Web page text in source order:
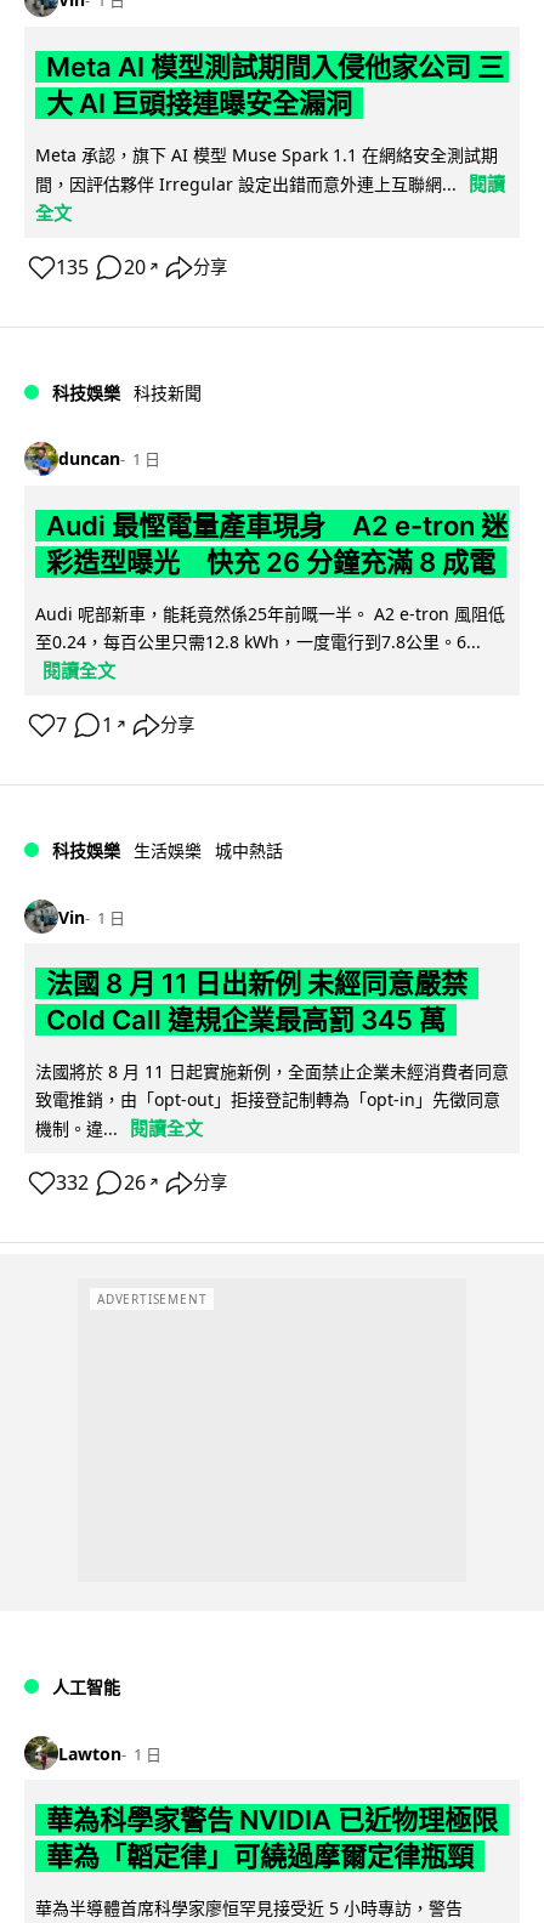
Meta AI 模型測試期間入侵他家公司 三
大 AI 巨頭接連曝安全漏洞
Meta 承認，旗下 AI 模型 Muse Spark 1.1 在網絡安全測試期
間，因評估夥伴 Irregular 設定出錯而意外連上互聯網...
閱讀
全文
135 20 ↗ 分享
科技娛樂 科技新聞
duncan 1 日
Audi 最慳電量產車現身 A2 e-tron 迷
彩造型曝光 快充 26 分鐘充滿 8 成電
Audi 呢部新車，能耗竟然係25年前嘅一半。 A2 e-tron 風阻低
至0.24，每百公里只需12.8 kWh，一度電行到7.8公里。6...
閱讀全文
7 1 ↗ 分享
科技娛樂 生活娛樂 城中熱話
Vin 1 日
法國 8 月 11 日出新例 未經同意嚴禁
Cold Call 違規企業最高罰 345 萬
法國將於 8 月 11 日起實施新例，全面禁止企業未經消費者同意
致電推銷，由「opt-out」拒接登記制轉為「opt-in」先徵同意
機制。違...
閱讀全文
332 26 ↗ 分享
ADVERTISEMENT
人工智能
Lawton 1 日
華為科學家警告 NVIDIA 已近物理極限
華為「韜定律」可繞過摩爾定律瓶頸
華為半導體首席科學家廖恒罕見接受近 5 小時專訪，警告